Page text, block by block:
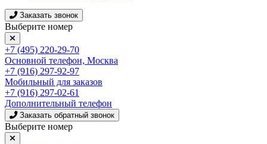
Заказать звонок
Выберите номер
+7 (495) 220-29-70
Основной телефон, Москва
+7 (916) 297-92-97
Мобильный для заказов
+7 (916) 297-02-61
Дополнительный телефон
Заказать обратный звонок
Выберите номер